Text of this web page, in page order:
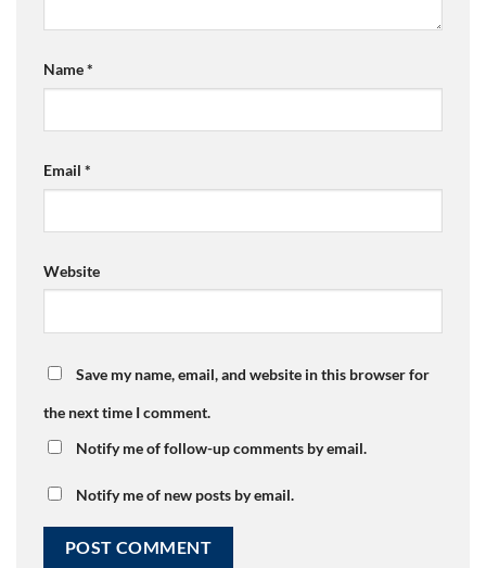
Name*
Email *
Website
Save my name, email, and website in this browser for
the next time I comment.
Notify me of follow-up comments by email.
Notify me of new posts by email.